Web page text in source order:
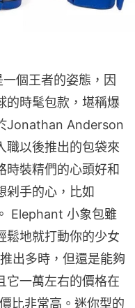
個王者的姿態，因
的時髦包款，堪稱爆
Jonathan Anderson
職以後推出的包袋來
時裝精們的心頭好和
剁手的心，比如
Elephant 小象包雖
鬆地就打動你的少女
出多時，但還是能夠
它一萬左右的價格在
比非常高。迷你型的